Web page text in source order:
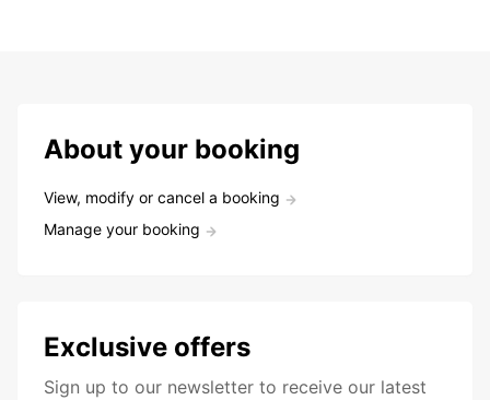
About your booking
View, modify or cancel a booking
Manage your booking
Exclusive offers
Sign up to our newsletter to receive our latest